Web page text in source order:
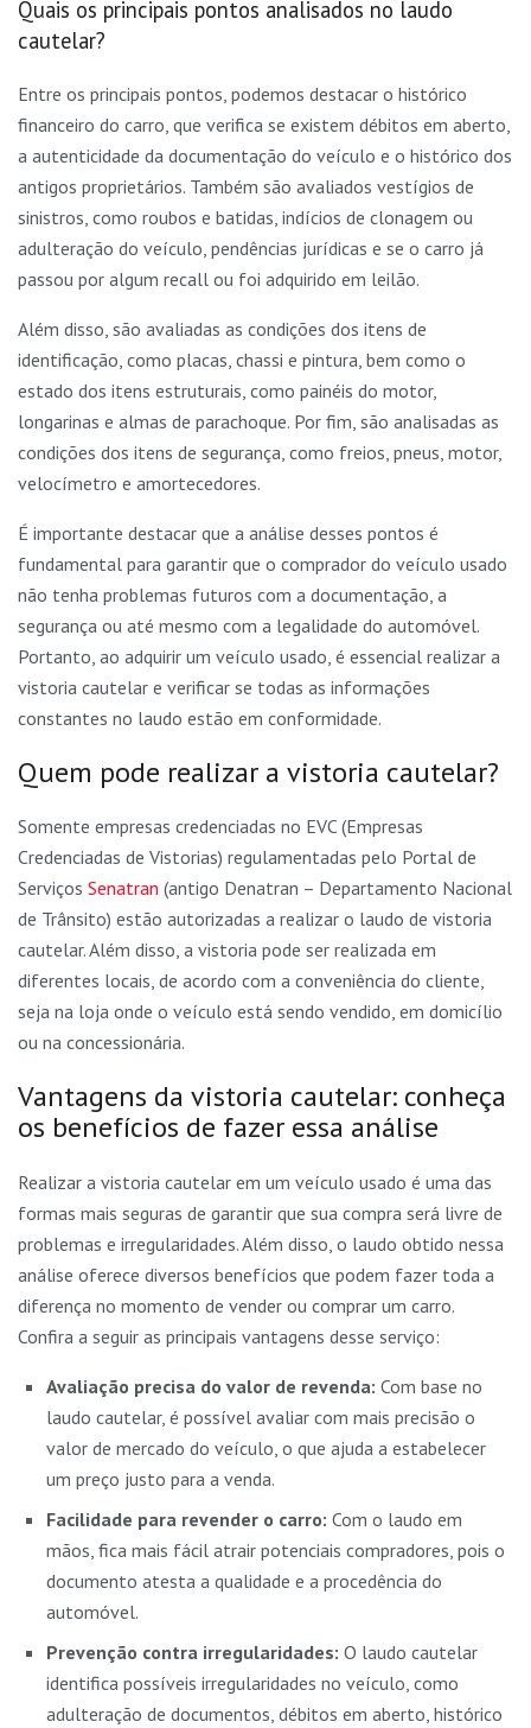
Quais os principais pontos analisados no laudo
cautelar?
Entre os principais pontos, podemos destacar o histórico
financeiro do carro, que verifica se existem débitos em aberto,
a autenticidade da documentação do veículo e o histórico dos
antigos proprietários. Também são avaliados vestígios de
sinistros, como roubos e batidas, indícios de clonagem ou
adulteração do veículo, pendências jurídicas e se o carro já
passou por algum recall ou foi adquirido em leilão.
Além disso, são avaliadas as condições dos itens de
identificação, como placas, chassi e pintura, bem como o
estado dos itens estruturais, como painéis do motor,
longarinas e almas de parachoque. Por fim, são analisadas as
condições dos itens de segurança, como freios, pneus, motor,
velocímetro e amortecedores.
É importante destacar que a análise desses pontos é
fundamental para garantir que o comprador do veículo usado
não tenha problemas futuros com a documentação, a
segurança ou até mesmo com a legalidade do automóvel.
Portanto, ao adquirir um veículo usado, é essencial realizar a
vistoria cautelar e verificar se todas as informações
constantes no laudo estão em conformidade.
Quem pode realizar a vistoria cautelar?
Somente empresas credenciadas no EVC (Empresas
Credenciadas de Vistorias) regulamentadas pelo Portal de
Serviços Senatran (antigo Denatran – Departamento Nacional
de Trânsito) estão autorizadas a realizar o laudo de vistoria
cautelar. Além disso, a vistoria pode ser realizada em
diferentes locais, de acordo com a conveniência do cliente,
seja na loja onde o veículo está sendo vendido, em domicílio
ou na concessionária.
Vantagens da vistoria cautelar: conheça
os benefícios de fazer essa análise
Realizar a vistoria cautelar em um veículo usado é uma das
formas mais seguras de garantir que sua compra será livre de
problemas e irregularidades. Além disso, o laudo obtido nessa
análise oferece diversos benefícios que podem fazer toda a
diferença no momento de vender ou comprar um carro.
Confira a seguir as principais vantagens desse serviço:
Avaliação precisa do valor de revenda: Com base no
laudo cautelar, é possível avaliar com mais precisão o
valor de mercado do veículo, o que ajuda a estabelecer
um preço justo para a venda.
Facilidade para revender o carro: Com o laudo em
mãos, fica mais fácil atrair potenciais compradores, pois o
documento atesta a qualidade e a procedência do
automóvel.
Prevenção contra irregularidades: O laudo cautelar
identifica possíveis irregularidades no veículo, como
adulteração de documentos, débitos em aberto, histórico